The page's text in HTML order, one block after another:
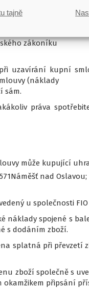
tajně
možnost
je informativního
zákoníku
uzavírání kupní
(náklady
sám.
práva
může kupující
nad Oslavou;
u společnosti
spojené s
s dodáním zboží.
splatná při převzetí
zboží společně s
připsání